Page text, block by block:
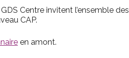
Centre invitent l’ensemble des
CAP.
en amont.